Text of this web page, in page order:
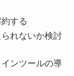
する
れないか検討
ンツールの導